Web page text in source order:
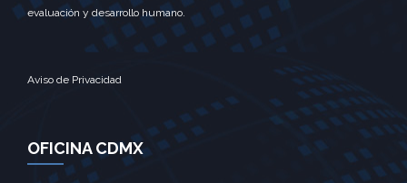
evaluación y desarrollo humano.
Aviso de Privacidad
OFICINA CDMX